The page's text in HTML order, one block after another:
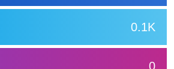
0.1K
0